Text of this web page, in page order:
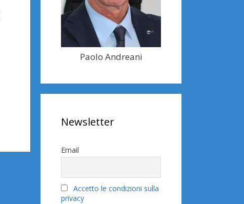
Paolo Andreani
Newsletter
Email
Accetto le condizioni sulla
privacy